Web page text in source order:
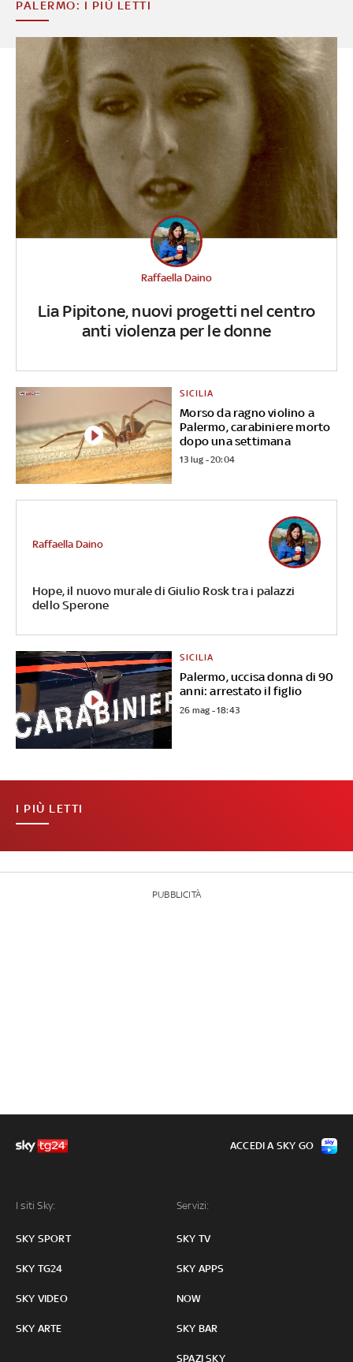
PALERMO: I PIÙ LETTI
Lia Pipitone, nuovi progetti nel centro
anti violenza per le donne
Raffaella Daino
Morso da ragno violino a
Palermo, carabiniere morto
dopo una settimana
SICILIA
13 lug - 20:04
Hope, il nuovo murale di Giulio Rosk tra i palazzi
dello Sperone
Raffaella Daino
Palermo, uccisa donna di 90
anni: arrestato il figlio
SICILIA
26 mag - 18:43
I PIÙ LETTI
PUBBLICITÀ
I siti Sky:
SKY SPORT
SKY TG24
SKY VIDEO
SKY ARTE
Servizi:
SKY TV
SKY APPS
NOW
SKY BAR
SPAZI SKY
ACCEDI A SKY GO